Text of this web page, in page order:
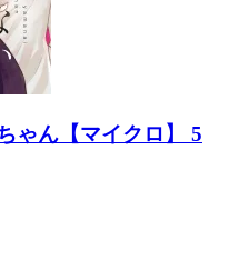
ゃん【マイクロ】 5